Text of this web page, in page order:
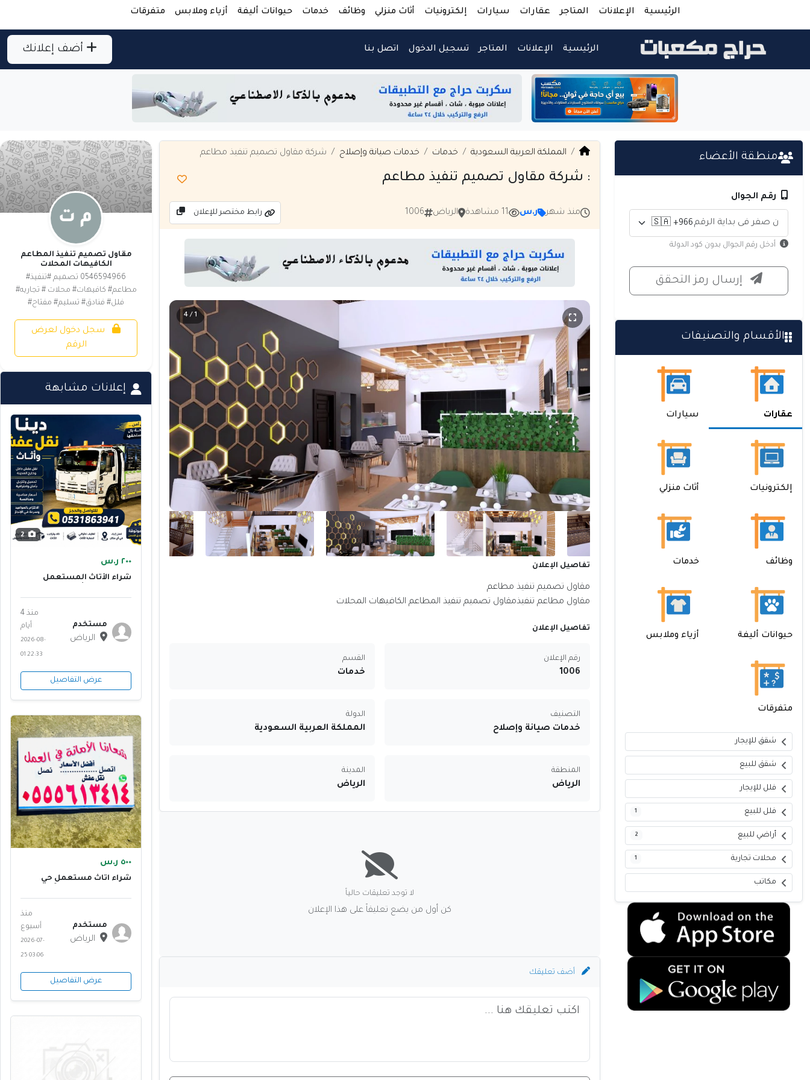
الرئيسية الإعلانات المتاجر عقارات سيارات إلكترونيات أثاث منزلي وظائف خدمات حيوانات أليفة أزياء وملابس متفرقات
الرئيسية الإعلانات المتاجر تسجيل الدخول اتصل بنا أضف إعلانك
منطقة الأعضاء
رقم الجوال
أدخل رقم الجوال بدون كود الدولة
إرسال رمز التحقق
الأقسام والتصنيفات
عقارات سيارات
إلكترونيات أثاث منزلي
وظائف خدمات
حيوانات أليفة أزياء وملابس
متفرقات
شقق للإيجار
شقق للبيع
فلل للإيجار
فلل للبيع 1
أراضي للبيع 2
محلات تجارية 1
مكاتب
المملكة العربية السعودية خدمات خدمات صيانة وإصلاح شركة مقاول تصميم تنفيذ مطاعم
: شركة مقاول تصميم تنفيذ مطاعم
منذ شهر ر.س 11 مشاهدة الرياض 1006 رابط مختصر للإعلان
1 / 4
تفاصيل الإعلان
مقاول تصميم تنفيذ مطاعم
مقاول مطاعم تنفيذمقاول تصميم تنفيذ المطاعم الكافيهات المحلات
تفاصيل الإعلان
رقم الإعلان
1006
القسم
خدمات
التصنيف
خدمات صيانة وإصلاح
الدولة
المملكة العربية السعودية
المنطقة
الرياض
المدينة
الرياض
لا توجد تعليقات حالياً
كن أول من يضع تعليقاً على هذا الإعلان
أضف تعليقك
مقاول تصميم تنفيذ المطاعم
الكافيهات المحلات
0546594966 تصميم #تنفيذ#
مطاعم# كافيهات# محلات # تجاريه#
فلل# فنادق# تسليم# مفتاح#
سجل دخول لعرض
الرقم
إعلانات مشابهة
2
٢٠٠ ر.س
شراء الأثاث المستعمل
مستخدم
الرياض
منذ 4
أيام
2026-08-
01 22:33
عرض التفاصيل
٥٠٠ ر.س
شراء اثاث مستعمل حي
مستخدم
الرياض
منذ
أسبوع
2026-07-
25 03:06
عرض التفاصيل